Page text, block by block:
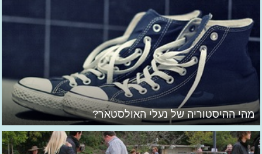
מהי ההיסטוריה של נעלי האולסטאר?